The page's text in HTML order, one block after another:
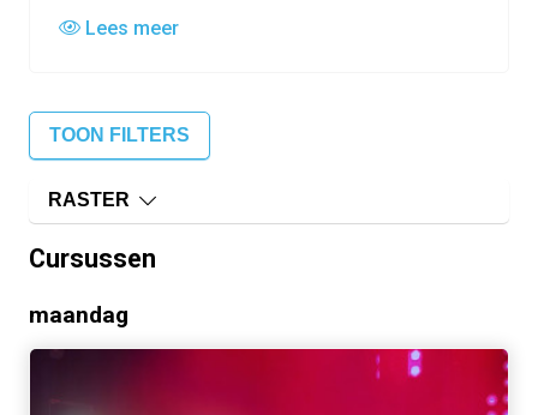
Lees meer
TOON FILTERS
RASTER
Cursussen
maandag